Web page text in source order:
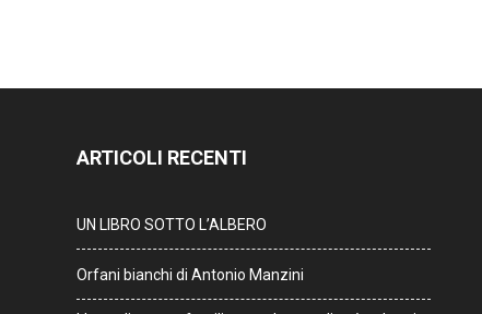
ARTICOLI RECENTI
UN LIBRO SOTTO L’ALBERO
Orfani bianchi di Antonio Manzini